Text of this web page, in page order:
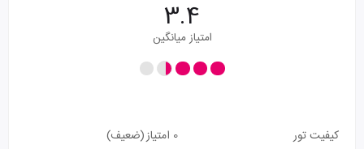
3.4
امتیاز میانگین
کیفیت تور 0 امتیاز
(ضعیف)